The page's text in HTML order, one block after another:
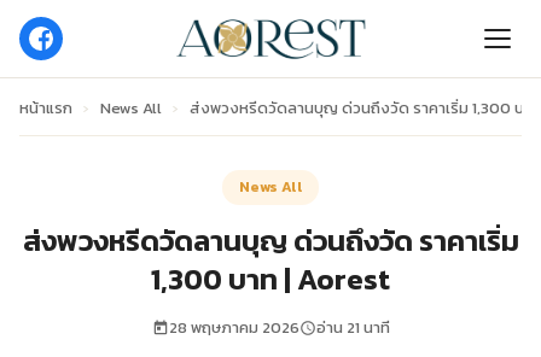
หน้าแรก › News All › ส่งพวงหรีดวัดลานบุญ ด่วนถึงวัด ราคาเริ่ม 1,300 บา
News All
ส่งพวงหรีดวัดลานบุญ ด่วนถึงวัด ราคาเริ่ม
1,300 บาท | Aorest
28 พฤษภาคม 2026 อ่าน 21 นาที